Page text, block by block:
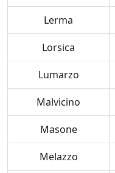
Lerma
Lorsica
Lumarzo
Malvicino
Masone
Melazzo